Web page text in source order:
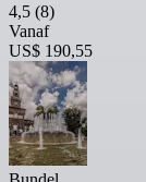
4,5 (8)
Vanaf
US$ 190,55